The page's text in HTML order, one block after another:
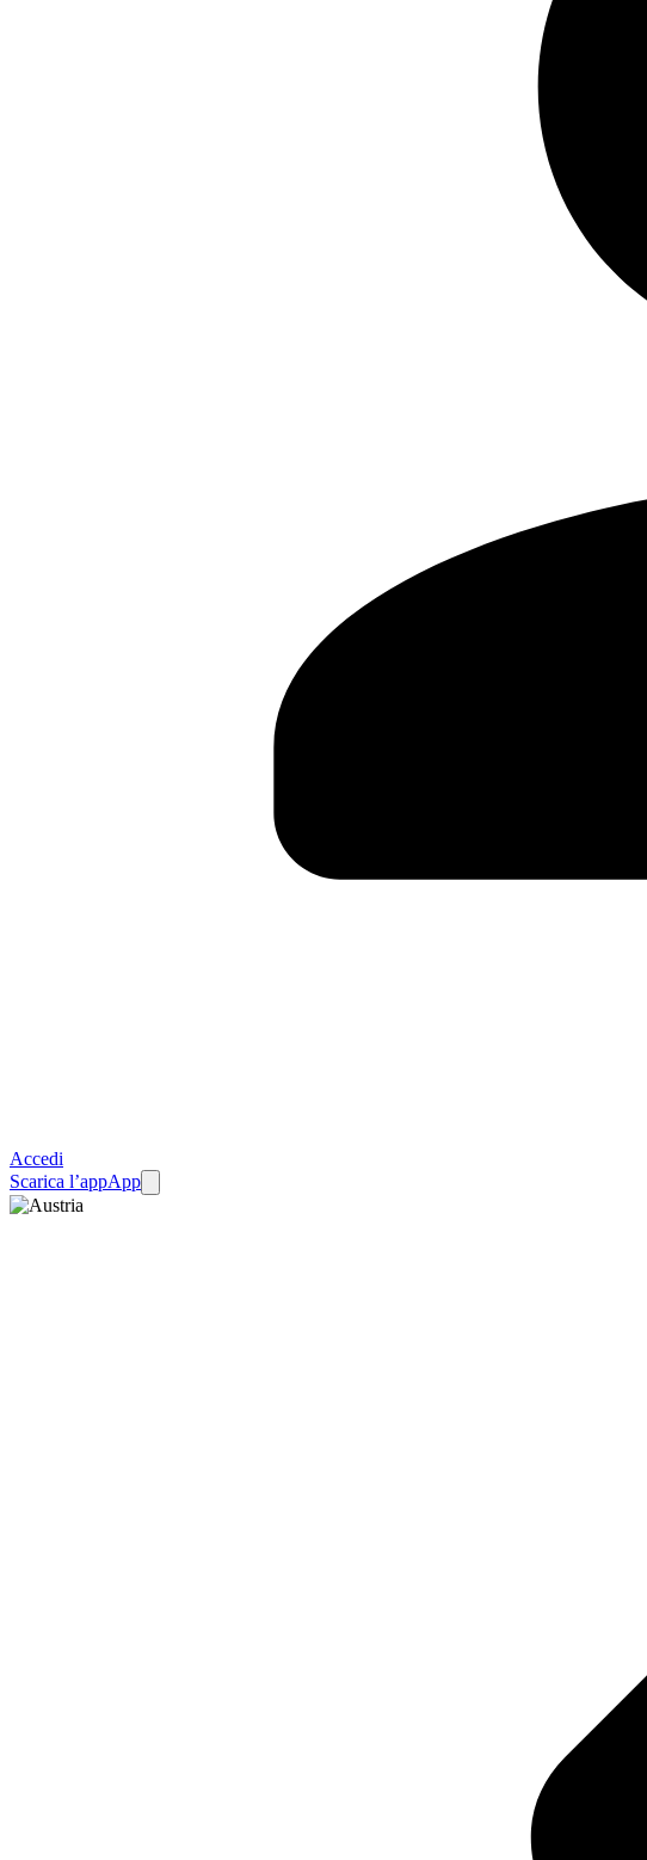
Accedi
Scarica l’appApp